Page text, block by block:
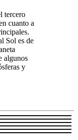
tercero
cuanto a
Sol es de
algunos
y